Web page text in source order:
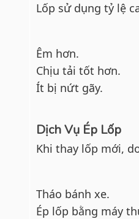
Lốp sử dụng tỷ lệ
Êm hơn.
Chịu tải tốt hơn.
Ít bị nứt gãy.
Dịch Vụ Ép Lốp
Khi thay lốp mới,
Tháo bánh xe.
Ép lốp bằng máy